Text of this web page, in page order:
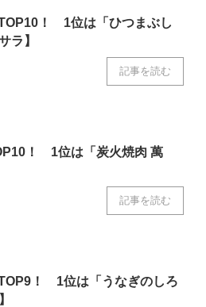
！ 1位は「ひつまぶし
ラ】
記事を読む
！ 1位は「炭火焼肉 萬
記事を読む
！ 1位は「うなぎのしろ